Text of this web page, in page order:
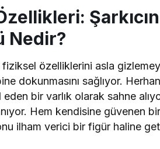
Nedir?
özelliklerini asla
dokunmasını sağlıyor.
bir varlık olarak sahne
Hem kendisine güvenen
ilham verici bir figür haline